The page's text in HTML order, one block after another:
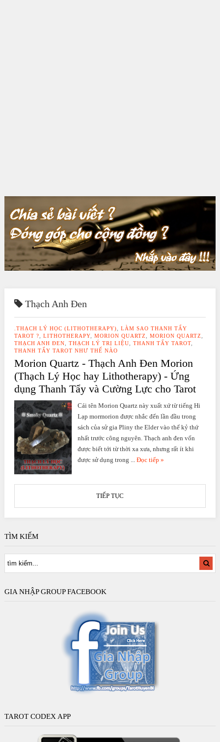
Thạch Anh Đen
.THẠCH LÝ HỌC (LITHOTHERAPY), LÀM SAO THANH TẨY
TAROT ?, LITHOTHERAPY, MORION QUARTZ, MORION QUARTZ,
THẠCH ANH ĐEN, THẠCH LÝ TRỊ LIỆU, THANH TẨY TAROT,
THANH TẨY TAROT NHƯ THẾ NÀO
Morion Quartz - Thạch Anh Đen Morion
(Thạch Lý Học hay Lithotherapy) - Ứng
dụng Thanh Tẩy và Cường Lực cho Tarot
Cái tên Morion Quartz này xuất xứ từ tiếng Hi
Lạp mormorion được nhắc đến lần đầu trong
sách của sử gia Pliny the Elder vào thế kỷ thứ
nhất trước công nguyên. Thạch anh đen vốn
được biết tới từ thời xa xưa, nhưng rất ít khi
được sử dụng trong ... Đọc tiếp »
TIẾP TỤC
TÌM KIẾM
GIA NHẬP GROUP FACEBOOK
TAROT CODEX APP